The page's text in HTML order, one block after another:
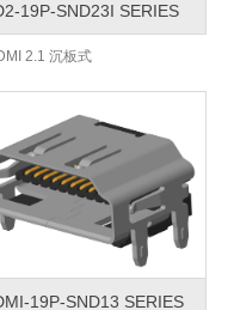
19P-SND23I SERIES
2.1 沉板式
19P-SND13 SERIES